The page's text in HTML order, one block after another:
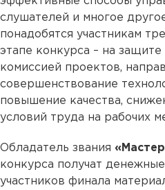
слушателей и многое
понадобятся участникам
этапе конкурса – на
комиссией проектов,
совершенствование
повышение качества,
условий труда на рабочих
Обладатель звания
конкурса получат
участников финала